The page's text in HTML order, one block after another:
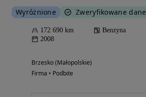
Wyróżnione Zweryfikowane dane
172 690 km Benzyna
2008
Brzesko (Małopolskie)
Firma • Podbite